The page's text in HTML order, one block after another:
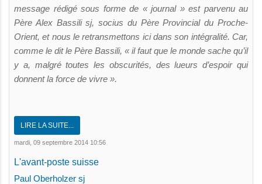
message rédigé sous forme de « journal » est parvenu au
Père Alex Bassili sj, socius du Père Provincial du Proche-
Orient, et nous le retransmettons ici dans son intégralité. Car,
comme le dit le Père Bassili, « il faut que le monde sache qu’il
y a, malgré toutes les obscurités, des lueurs d’espoir qui
donnent la force de vivre ».
LIRE LA SUITE...
mardi, 09 septembre 2014 10:56
L'avant-poste suisse
Paul Oberholzer sj